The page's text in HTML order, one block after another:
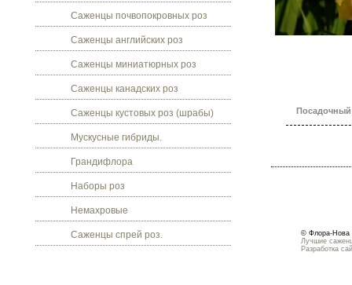
Саженцы почвопокровных роз
Саженцы английских роз
Саженцы миниатюрных роз
Саженцы канадских роз
Саженцы кустовых роз (шрабы)
Мускусные гибриды.
Грандифлора
Наборы роз
Немахровые
Саженцы спрей роз.
Посадочный
© Флора-Нова
Лучшие
Разработка